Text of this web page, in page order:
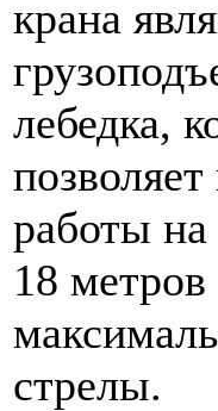
крана
лебедка,
позволяет
работы на
18 метров
стрелы.